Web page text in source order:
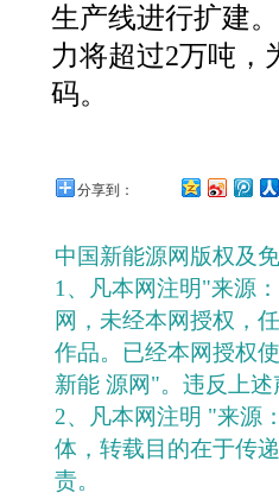
生产线进行扩建
力将超过2万吨，
码。
分享到：
中国新能源网版权及
1、凡本网注明"来源
网，未经本网授权，
作品。已经本网授权
新能 源网"。违反上
2、凡本网注明 "来源
体，转载目的在于传
责。